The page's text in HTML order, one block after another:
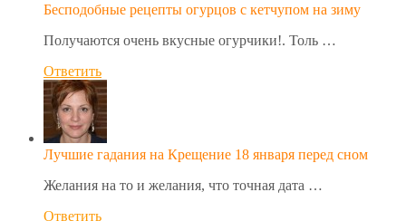
Бесподобные рецепты огурцов с кетчупом на зиму
Получаются очень вкусные огурчики!. Толь …
Ответить
Лучшие гадания на Крещение 18 января перед сном
Желания на то и желания, что точная дата …
Ответить